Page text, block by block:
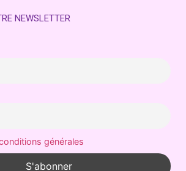
NEWSLETTER
générales